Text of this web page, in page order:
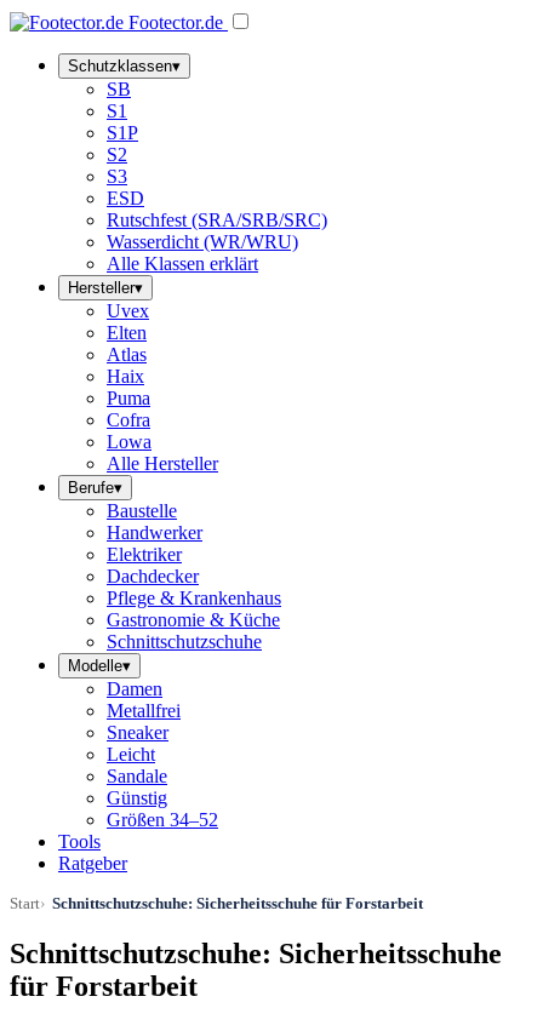
Footector.de
Schutzklassen▾
SB
S1
S1P
S2
S3
ESD
Rutschfest (SRA/SRB/SRC)
Wasserdicht (WR/WRU)
Alle Klassen erklärt
Hersteller▾
Uvex
Elten
Atlas
Haix
Puma
Cofra
Lowa
Alle Hersteller
Berufe▾
Baustelle
Handwerker
Elektriker
Dachdecker
Pflege & Krankenhaus
Gastronomie & Küche
Schnittschutzschuhe
Modelle▾
Damen
Metallfrei
Sneaker
Leicht
Sandale
Günstig
Größen 34–52
Tools
Ratgeber
Start Schnittschutzschuhe: Sicherheitsschuhe für Forstarbeit
Schnittschutzschuhe: Sicherheitsschuhe
für Forstarbeit